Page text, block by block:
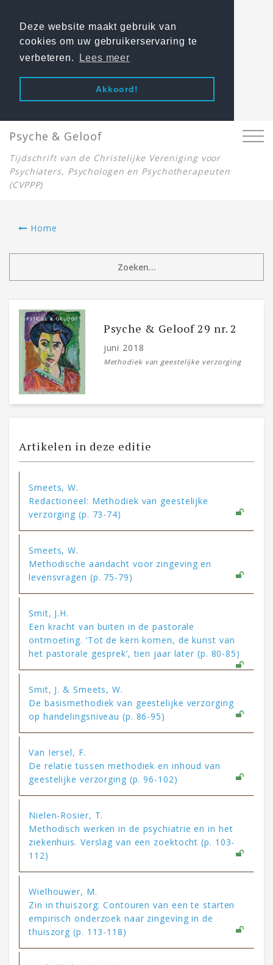
Deze website maakt gebruik van
cookies om uw gebruikerservaring te
verbeteren.
Lees meer
Akkoord!
Psyche & Geloof
Tijdschrift van de Christelijke Vereniging voor
Psychiaters, Psychologen en Psychotherapeuten
(CVPPP)
Home
Psyche & Geloof 29 nr. 2
juni 2018
Methodiek van geestelijke verzorging
Artikelen in deze editie
Smeets, W.
Redactioneel: Methodiek van geestelijke
verzorging (p. 73-74)
Smeets, W.
Methodische aandacht voor zingeving en
levensvragen (p. 75-79)
Smit, J.H.
Een kracht van buiten in de pastorale
ontmoeting. ‘Tot de kern komen, de kunst van
het pastorale gesprek’, tien jaar later (p. 80-85)
Smit, J. & Smeets, W.
De basismethodiek van geestelijke verzorging
op handelingsniveau (p. 86-95)
Van Iersel, F.
De relatie tussen methodiek en inhoud van
geestelijke verzorging (p. 96-102)
Nielen-Rosier, T.
Methodisch werken in de psychiatrie en in het
ziekenhuis. Verslag van een zoektocht (p. 103-
112)
Wielhouwer, M.
Zin in thuiszorg: Contouren van een te starten
empirisch onderzoek naar zingeving in de
thuiszorg (p. 113-118)